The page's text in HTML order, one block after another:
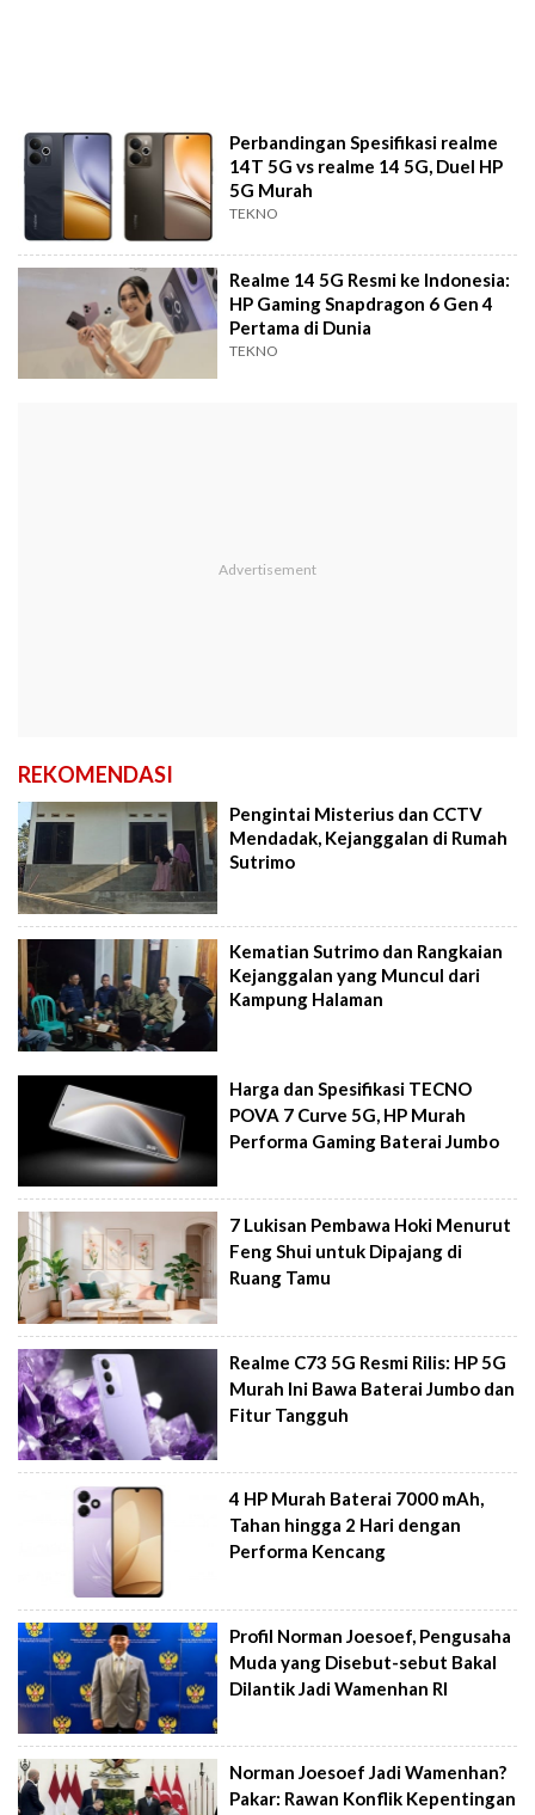
Perbandingan Spesifikasi realme
14T 5G vs realme 14 5G, Duel HP
5G Murah
TEKNO
Realme 14 5G Resmi ke Indonesia:
HP Gaming Snapdragon 6 Gen 4
Pertama di Dunia
TEKNO
REKOMENDASI
Pengintai Misterius dan CCTV
Mendadak, Kejanggalan di Rumah
Sutrimo
Kematian Sutrimo dan Rangkaian
Kejanggalan yang Muncul dari
Kampung Halaman
Harga dan Spesifikasi TECNO
POVA 7 Curve 5G, HP Murah
Performa Gaming Baterai Jumbo
7 Lukisan Pembawa Hoki Menurut
Feng Shui untuk Dipajang di
Ruang Tamu
Realme C73 5G Resmi Rilis: HP 5G
Murah Ini Bawa Baterai Jumbo dan
Fitur Tangguh
4 HP Murah Baterai 7000 mAh,
Tahan hingga 2 Hari dengan
Performa Kencang
Profil Norman Joesoef, Pengusaha
Muda yang Disebut-sebut Bakal
Dilantik Jadi Wamenhan RI
Norman Joesoef Jadi Wamenhan?
Pakar: Rawan Konflik Kepentingan